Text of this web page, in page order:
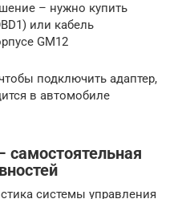
– нужно купить
или кабель
GM12
подключить адаптер,
в автомобиле
системы управления